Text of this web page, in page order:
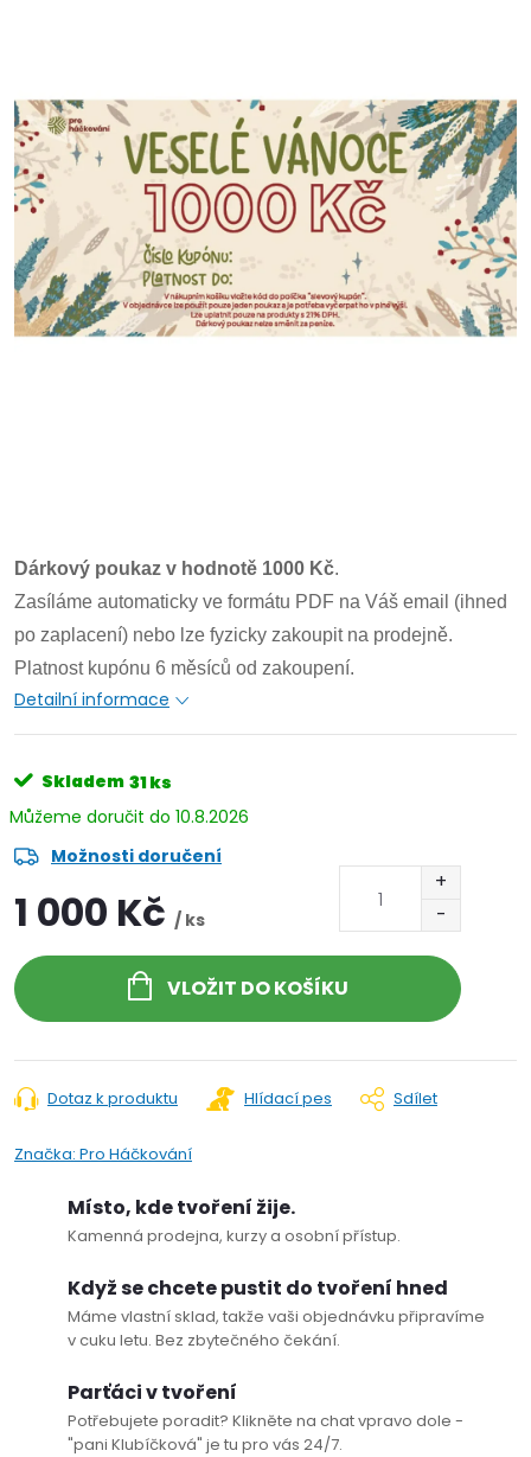
Dárkový poukaz v hodnotě 1000 Kč.
Zasíláme automaticky ve formátu PDF na Váš email (ihned
po zaplacení) nebo lze fyzicky zakoupit na prodejně.
Platnost kupónu 6 měsíců od zakoupení.
Detailní informace
Skladem 31 ks
10.8.2026
Možnosti doručení
1 000 Kč / ks
VLOŽIT DO KOŠÍKU
Dotaz k produktu Hlídací pes Sdílet
Značka: Pro Háčkování
Místo, kde tvoření žije.
Kamenná prodejna, kurzy a osobní přístup.
Když se chcete pustit do tvoření hned
Máme vlastní sklad, takže vaši objednávku připravíme
v cuku letu. Bez zbytečného čekání.
Parťáci v tvoření
Potřebujete poradit? Klikněte na chat vpravo dole -
"pani Klubíčková" je tu pro vás 24/7.